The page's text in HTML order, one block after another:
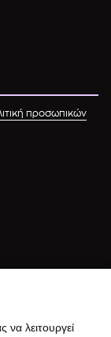
προσωπικών
λειτουργεί